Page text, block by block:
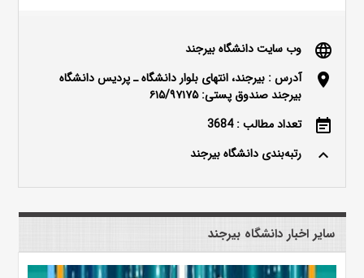
language وب سایت دانشگاه بیرجند
location_on
آدرس : بیرجند، انتهای بلوار دانشگاه ـ پردیس دانشگاه
بیرجند صندوق پستی: ۶۱۵/۹۷۱۷۵
event_note تعداد مطالب : 3684
keyboard_arrow_up رتبه‌بندی دانشگاه بیرجند
سایر اخبار دانشگاه بیرجند